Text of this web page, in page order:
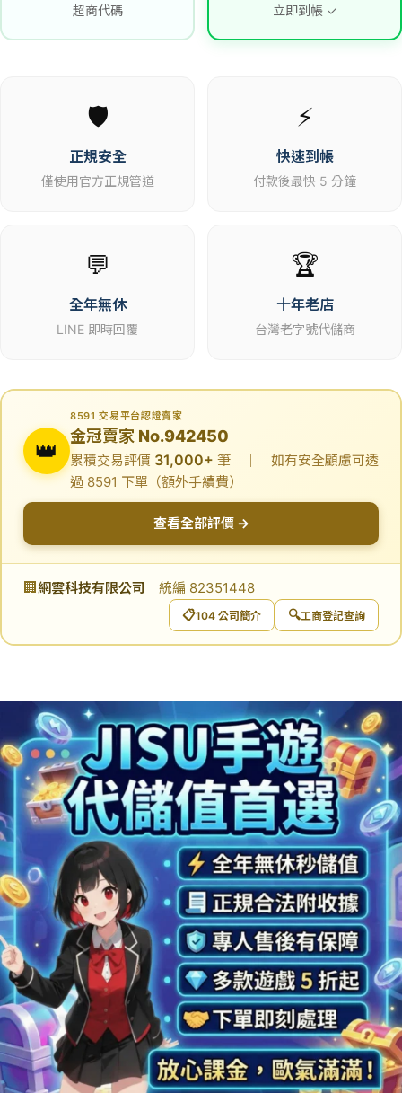
超商代碼 立即到帳 ✓
🛡️
正規安全
僅使用官方正規管道
⚡
快速到帳
付款後最快 5 分鐘
💬
全年無休
LINE 即時回覆
🏆
十年老店
台灣老字號代儲商
👑
8591 交易平台認證賣家
金冠賣家 No.942450
累積交易評價 31,000+ 筆 ｜ 如有安全顧慮可透
過 8591 下單（額外手續費）
查看全部評價 →
🏢 網雲科技有限公司 統編 82351448
📋104 公司簡介 🔍工商登記查詢